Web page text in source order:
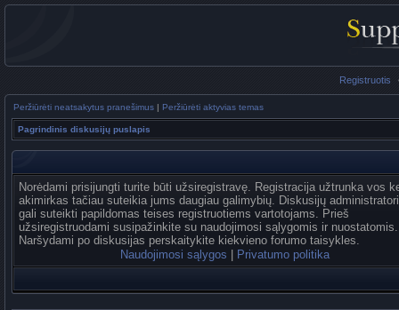
Registruotis
Peržiūrėti neatsakytus pranešimus | Peržiūrėti aktyvias temas
Pagrindinis diskusijų puslapis
Norėdami prisijungti turite būti užsiregistravę. Registracija užtrunka vos
akimirkas tačiau suteikia jums daugiau galimybių. Diskusijų
gali suteikti papildomas teises registruotiems vartotojams. Prieš
užsiregistruodami susipažinkite su naudojimosi sąlygomis ir nuostatomis.
Naršydami po diskusijas perskaitykite kiekvieno forumo taisykles.
Naudojimosi sąlygos
Privatumo politika